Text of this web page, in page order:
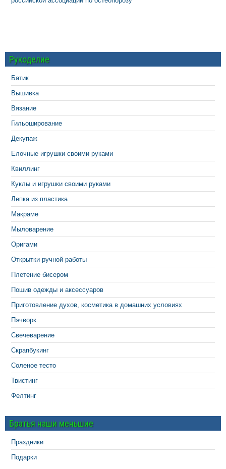
Рукоделие
Батик
Вышивка
Вязание
Гильоширование
Декупаж
Елочные игрушки своими руками
Квиллинг
Куклы и игрушки своими руками
Лепка из пластика
Макраме
Мыловарение
Оригами
Открытки ручной работы
Плетение бисером
Пошив одежды и аксессуаров
Приготовление духов, косметика в домашних условиях
Пэчворк
Свечеварение
Скрапбукинг
Соленое тесто
Твистинг
Фелтинг
Братья наши меньшие
Праздники
Подарки